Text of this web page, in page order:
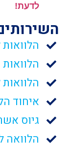
לדעת!
איחוד
גיוס
הלוואה